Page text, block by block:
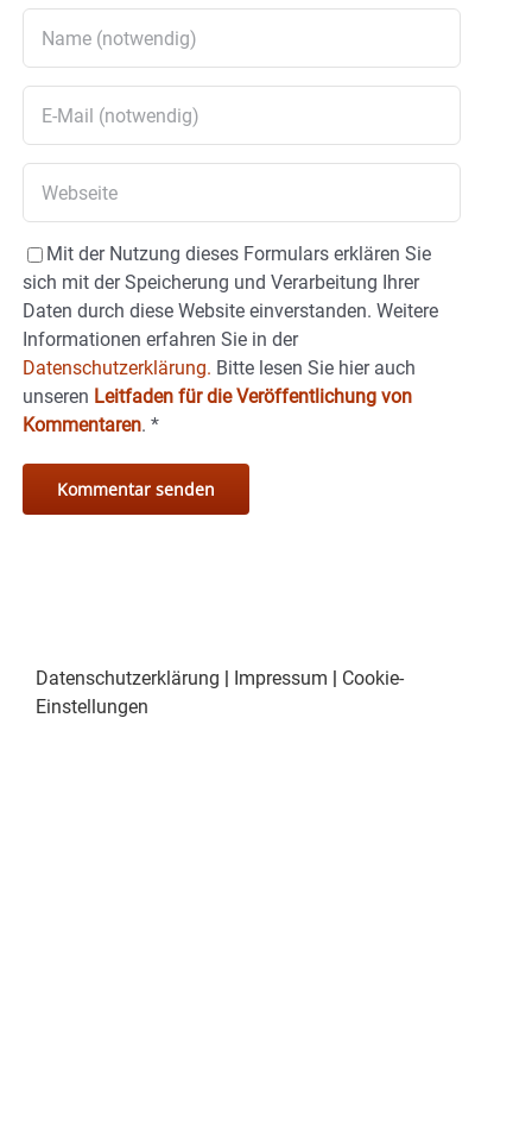
Mit der Nutzung dieses Formulars erklären Sie
sich mit der Speicherung und Verarbeitung Ihrer
Daten durch diese Website einverstanden. Weitere
Informationen erfahren Sie in der
Datenschutzerklärung. Bitte lesen Sie hier auch
unseren Leitfaden für die Veröffentlichung von
Kommentaren. *
Datenschutzerklärung | Impressum | Cookie-
Einstellungen